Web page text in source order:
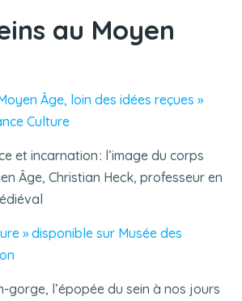
au Moyen
Âge, loin des idées reçues »
Culture
et incarnation : l’image du corps
Âge, Christian Heck, professeur en
» disponible sur Musée des
gorge, l’épopée du sein à nos jours